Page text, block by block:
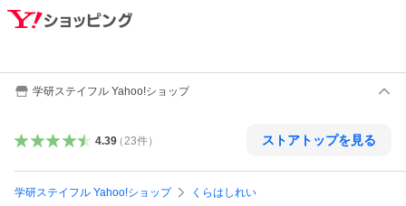
学研ステイフル Yahoo!ショップ
4.39（ 23件） ストアトップを見る
学研ステイフル Yahoo!ショップ くらはしれい